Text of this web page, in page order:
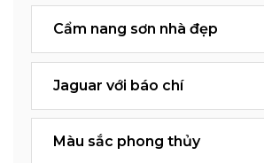
Cẩm nang sơn nhà đẹp
Jaguar với báo chí
Màu sắc phong thủy